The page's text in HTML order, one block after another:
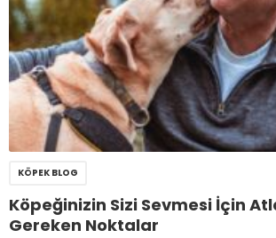
KÖPEK BLOG
Köpeğinizin Sizi Sevmesi İçin
Gereken Noktalar